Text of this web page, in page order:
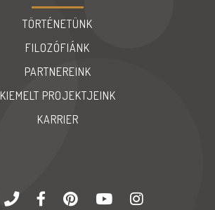
TÖRTÉNETÜNK
FILOZÓFIÁNK
PARTNEREINK
KIEMELT PROJEKTJEINK
KARRIER